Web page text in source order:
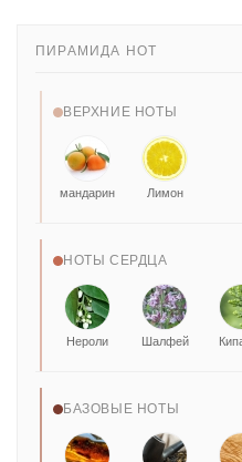
ПИРАМИДА НОТ
ВЕРХНИЕ НОТЫ
мандарин Лимон
НОТЫ СЕРДЦА
Нероли Шалфей
БАЗОВЫЕ НОТЫ